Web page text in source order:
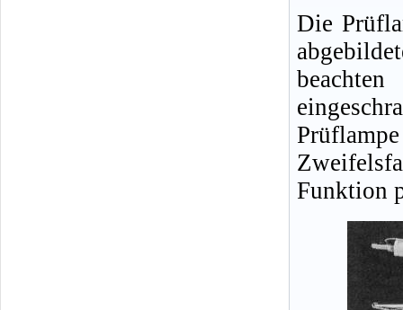
Die
Funktion